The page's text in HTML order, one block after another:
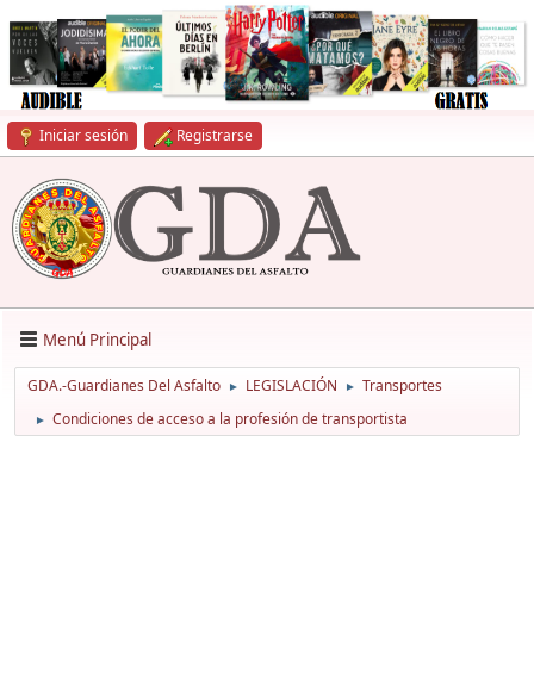
Iniciar sesión Registrarse
Menú Principal
GDA.-Guardianes Del Asfalto ► LEGISLACIÓN ► Transportes
► Condiciones de acceso a la profesión de transportista